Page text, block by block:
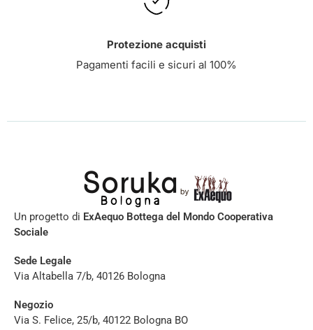
Protezione acquisti
Pagamenti facili e sicuri al 100%
Un progetto di ExAequo Bottega del Mondo Cooperativa
Sociale
Sede Legale
Via Altabella 7/b, 40126 Bologna
Negozio
Via S. Felice, 25/b, 40122 Bologna BO